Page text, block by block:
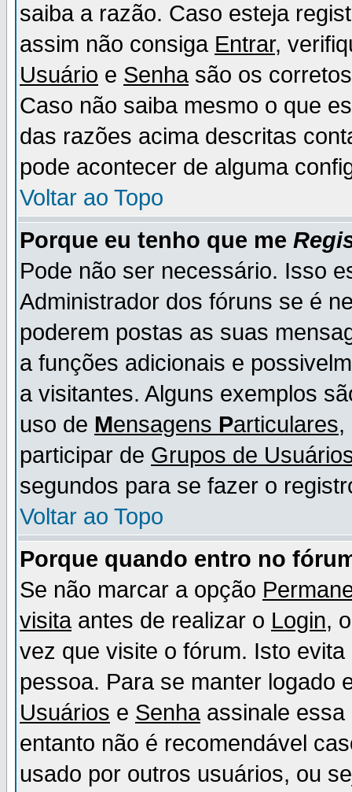
saiba a razão. Caso esteja
assim não consiga Entrar,
Usuário e Senhasão os
Caso não saiba mesmo o que
das razões acima descritas
pode acontecer de alguma
Voltar ao Topo
Porque eu tenho que me
Pode não ser necessário. Isso
Administrador dos fóruns se é
poderem postas as suas
a funções adicionais e
a visitantes. Alguns exemplos
uso de Mensagens Particulares,
participar de Grupos de
segundos para se fazer o
Voltar ao Topo
Porque quando entro no
Se não marcar a opção
visitaantes de realizar o Login,
vez que visite o fórum. Isto
pessoa. Para se manter
Usuários e Senhaassinale essa
entanto não é recomendável
usado por outros usuários, ou